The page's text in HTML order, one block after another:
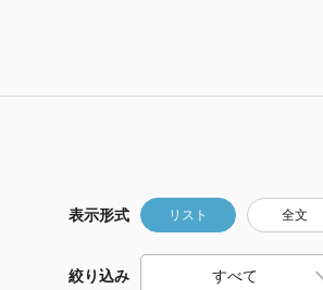
表示形式 リスト 全文
絞り込み